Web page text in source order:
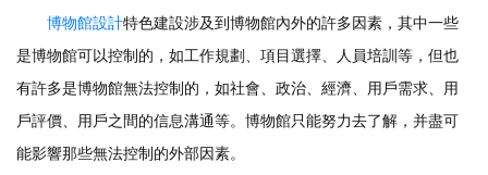
博物館設計特色建設涉及到博物館內外的許多因素，其中一些
是博物館可以控制的，如工作規劃、項目選擇、人員培訓等，但也
有許多是博物館無法控制的，如社會、政治、經濟、用戶需求、用
戶評價、用戶之間的信息溝通等。博物館只能努力去了解，并盡可
能影響那些無法控制的外部因素。